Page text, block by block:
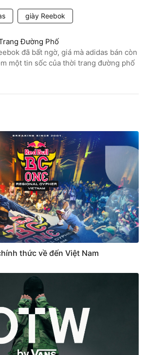
giày Reebok
Đường Phố
đã bất ngờ, giá mà adidas bán còn
một tin sốc của thời trang đường phố
thức về đến Việt Nam